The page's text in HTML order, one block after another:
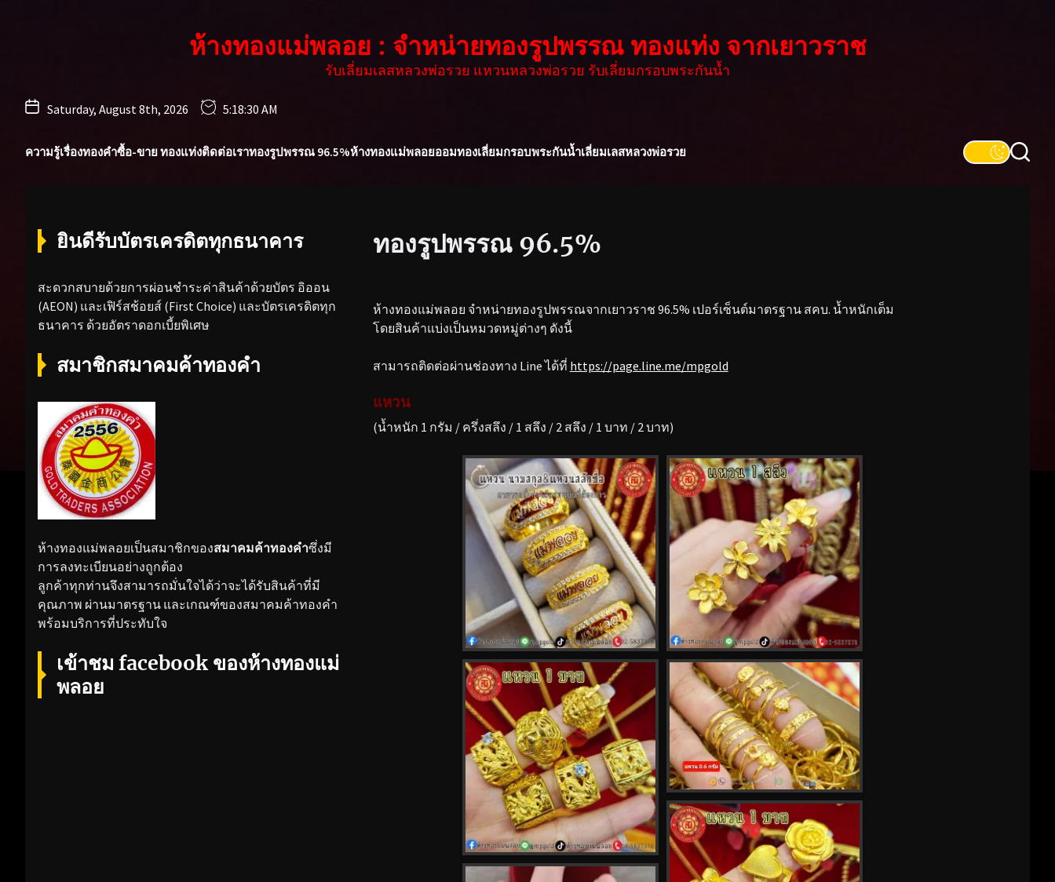
ห้างทองแม่พลอย : จำหน่ายทองรูปพรรณ ทองแท่ง จากเยาวราช
รับเลี่ยมเลสหลวงพ่อรวย แหวนหลวงพ่อรวย รับเลี่ยมกรอบพระกันน้ำ
Saturday, August 8th, 2026 5:18:32 AM
ความรู้เรื่องทองคำซื้อ-ขาย ทองแท่งติดต่อเราทองรูปพรรณ 96.5%ห้างทองแม่พลอยออมทองเลี่ยมกรอบพระกันน้ำเลี่ยมเลสหลวงพ่อรวย
ทองรูปพรรณ 96.5%
ห้างทองแม่พลอย จำหน่ายทองรูปพรรณจากเยาวราช 96.5% เปอร์เซ็นต์มาตรฐาน สคบ. น้ำหนักเต็ม
โดยสินค้าแบ่งเป็นหมวดหมู่ต่างๆ ดังนี้
สามารถติดต่อผ่านช่องทาง Line ได้ที่ https://page.line.me/mpgold
แหวน
(น้ำหนัก 1 กรัม / ครึ่งสลึง / 1 สลึง / 2 สลึง / 1 บาท / 2 บาท)
ยินดีรับบัตรเครดิตทุกธนาคาร
สะดวกสบายด้วยการผ่อนชำระค่าสินค้าด้วยบัตร อิออน
(AEON) และเฟิร์สช้อยส์ (First Choice) และบัตรเครดิตทุก
ธนาคาร ด้วยอัตราดอกเบี้ยพิเศษ
สมาชิกสมาคมค้าทองคำ
ห้างทองแม่พลอยเป็นสมาชิกของสมาคมค้าทองคำซึ่งมี
การลงทะเบียนอย่างถูกต้อง
ลูกค้าทุกท่านจึงสามารถมั่นใจได้ว่าจะได้รับสินค้าที่มี
คุณภาพ ผ่านมาตรฐาน และเกณฑ์ของสมาคมค้าทองคำ
พร้อมบริการที่ประทับใจ
เข้าชม facebook ของห้างทองแม่
พลอย